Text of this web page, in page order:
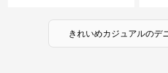
きれいめカジュアルのデ